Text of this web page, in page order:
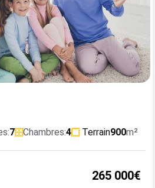
7 Chambres:4 Terrain900m²
265 000€